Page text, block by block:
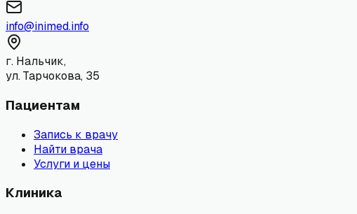
info@inimed.info
г. Нальчик,
ул. Тарчокова, 35
Пациентам
Запись к врачу
Найти врача
Услуги и цены
Клиника